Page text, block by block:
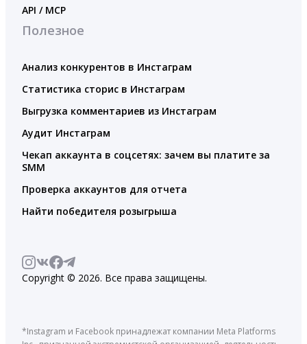
API / MCP
Полезное
Анализ конкурентов в Инстаграм
Статистика сторис в Инстаграм
Выгрузка комментариев из Инстаграм
Аудит Инстаграм
Чекап аккаунта в соцсетях: зачем вы платите за
SMM
Проверка аккаунтов для отчета
Найти победителя розыгрыша
Copyright © 2026. Все права защищены.
*Instagram и Facebook принадлежат компании Meta Platforms